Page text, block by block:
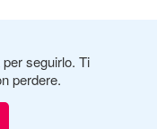
seguirlo. Ti
perdere.